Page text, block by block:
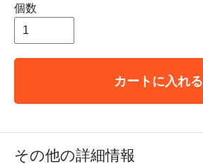
個数
カートに入れる
その他の詳細情報